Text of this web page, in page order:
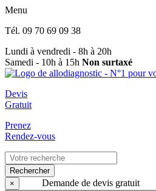
Menu
Tél. 09 70 69 09 38
Lundi à vendredi - 8h à 20h
Samedi - 10h à 15h Non surtaxé
Devis
Gratuit
Prenez
Rendez-vous
Rechercher
×
Demande de devis gratuit